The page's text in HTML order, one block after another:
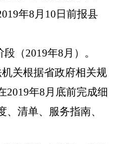
年8月10日前报县
（2019年8月）。
关根据省政府相关规
2019年8月底前完成细
清单、服务指南、